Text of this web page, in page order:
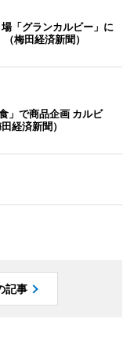
「グランカルビー」に
梅田経済新聞）
」で商品企画 カルビ
経済新聞）
記事